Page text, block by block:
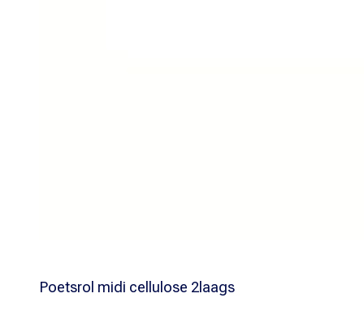
Poetsrol midi cellulose 2laags